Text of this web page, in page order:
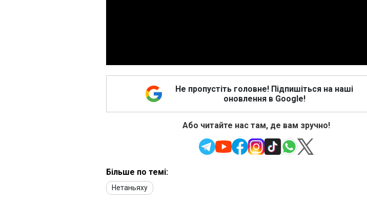
Не пропустіть головне! Підпишіться на наші
оновлення в Google!
Або читайте нас там, де вам зручно!
Більше по темі:
Нетаньяху